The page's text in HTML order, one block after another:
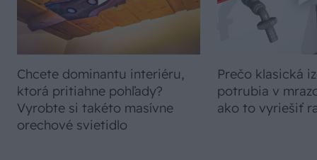
Chcete dominantu interiéru,
ktorá pritiahne pohľady?
Vyrobte si takéto masívne
orechové svietidlo
Prečo klasická
potrubia v
ako to vyriešiť